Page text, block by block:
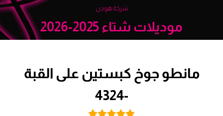
شركة هودن
موديلات شتاء 2025-2026
مانطو جوخ كبستين على القبة
-4324